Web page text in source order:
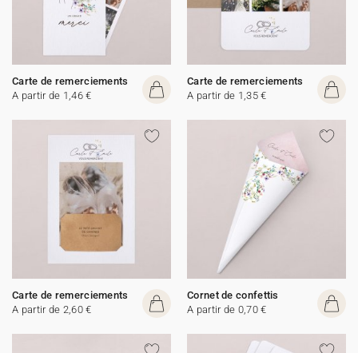
Carte de remerciements
A partir de 1,46 €
Carte de remerciements
A partir de 1,35 €
Carte de remerciements
A partir de 2,60 €
Cornet de confettis
A partir de 0,70 €